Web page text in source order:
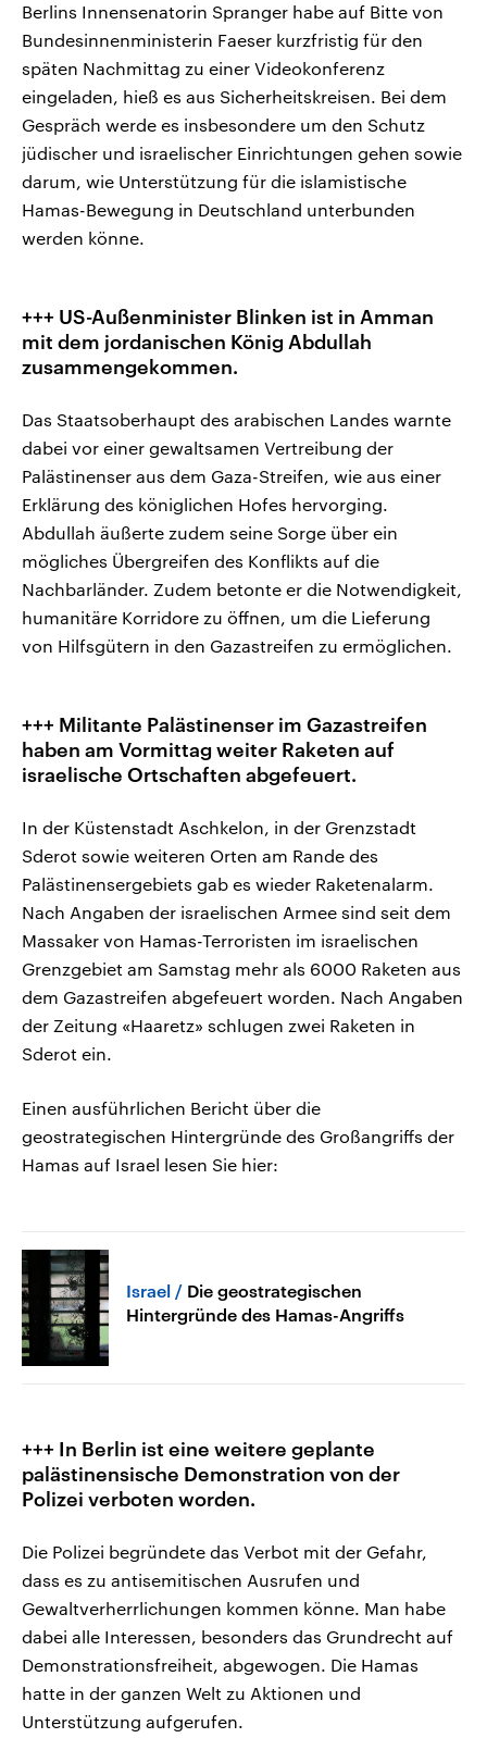
Berlins Innensenatorin Spranger habe auf Bitte von
Bundesinnenministerin Faeser kurzfristig für den
späten Nachmittag zu einer Videokonferenz
eingeladen, hieß es aus Sicherheitskreisen. Bei dem
Gespräch werde es insbesondere um den Schutz
jüdischer und israelischer Einrichtungen gehen sowie
darum, wie Unterstützung für die islamistische
Hamas-Bewegung in Deutschland unterbunden
werden könne.
+++ US-Außenminister Blinken ist in Amman
mit dem jordanischen König Abdullah
zusammengekommen.
Das Staatsoberhaupt des arabischen Landes warnte
dabei vor einer gewaltsamen Vertreibung der
Palästinenser aus dem Gaza-Streifen, wie aus einer
Erklärung des königlichen Hofes hervorging.
Abdullah äußerte zudem seine Sorge über ein
mögliches Übergreifen des Konflikts auf die
Nachbarländer. Zudem betonte er die Notwendigkeit,
humanitäre Korridore zu öffnen, um die Lieferung
von Hilfsgütern in den Gazastreifen zu ermöglichen.
+++ Militante Palästinenser im Gazastreifen
haben am Vormittag weiter Raketen auf
israelische Ortschaften abgefeuert.
In der Küstenstadt Aschkelon, in der Grenzstadt
Sderot sowie weiteren Orten am Rande des
Palästinensergebiets gab es wieder Raketenalarm.
Nach Angaben der israelischen Armee sind seit dem
Massaker von Hamas-Terroristen im israelischen
Grenzgebiet am Samstag mehr als 6000 Raketen aus
dem Gazastreifen abgefeuert worden. Nach Angaben
der Zeitung «Haaretz» schlugen zwei Raketen in
Sderot ein.
Einen ausführlichen Bericht über die
geostrategischen Hintergründe des Großangriffs der
Hamas auf Israel lesen Sie hier:
Israel
Die geostrategischen
Hintergründe des Hamas-Angriffs
+++ In Berlin ist eine weitere geplante
palästinensische Demonstration von der
Polizei verboten worden.
Die Polizei begründete das Verbot mit der Gefahr,
dass es zu antisemitischen Ausrufen und
Gewaltverherrlichungen kommen könne. Man habe
dabei alle Interessen, besonders das Grundrecht auf
Demonstrationsfreiheit, abgewogen. Die Hamas
hatte in der ganzen Welt zu Aktionen und
Unterstützung aufgerufen.